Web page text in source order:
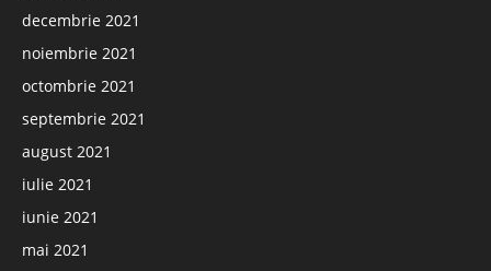
decembrie 2021
noiembrie 2021
octombrie 2021
septembrie 2021
august 2021
iulie 2021
iunie 2021
mai 2021